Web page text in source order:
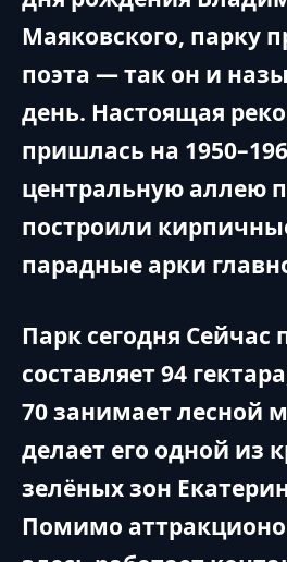
Маяковского, парку
поэта — так он и
день. Настоящая
пришлась на
центральную аллею
построили
парадные арки
Парк сегодня
составляет 94
70 занимает лесной
делает его одной из
зелёных зон
Помимо